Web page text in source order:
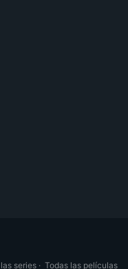
series · Todas las películas